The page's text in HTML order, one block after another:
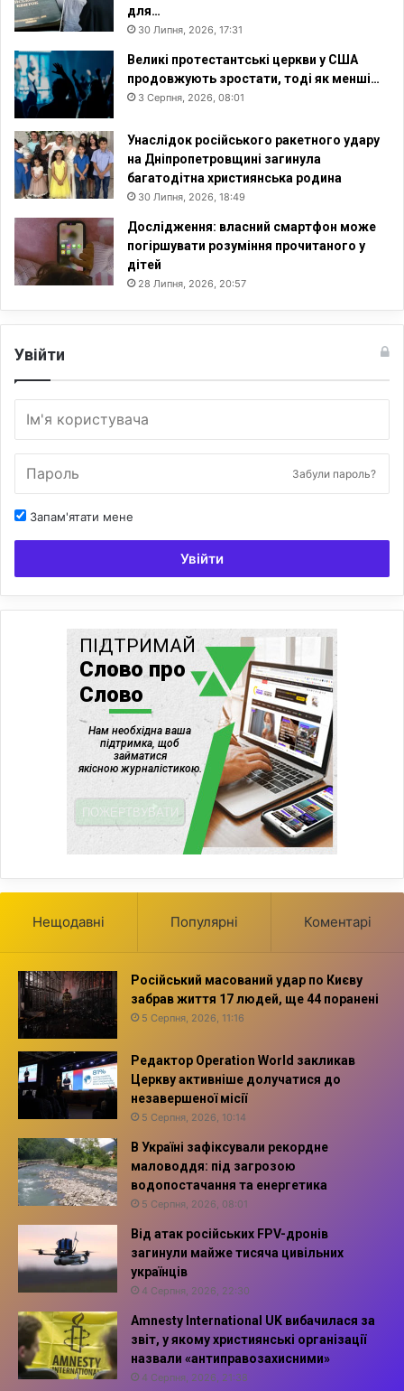
для…
30 Липня, 2026, 17:31
Великі протестантські церкви у США
продовжують зростати, тоді як менші…
3 Серпня, 2026, 08:01
Унаслідок російського ракетного удару
на Дніпропетровщині загинула
багатодітна християнська родина
30 Липня, 2026, 18:49
Дослідження: власний смартфон може
погіршувати розуміння прочитаного у
дітей
28 Липня, 2026, 20:57
Увійти
Забули пароль?
Запам'ятати мене
Увійти
Нещодавні Популярні Коментарі
Російський масований удар по Києву
забрав життя 17 людей, ще 44 поранені
5 Серпня, 2026, 11:16
Редактор Operation World закликав
Церкву активніше долучатися до
незавершеної місії
5 Серпня, 2026, 10:14
В Україні зафіксували рекордне
маловоддя: під загрозою
водопостачання та енергетика
5 Серпня, 2026, 08:01
Від атак російських FPV-дронів
загинули майже тисяча цивільних
українців
4 Серпня, 2026, 22:30
Amnesty International UK вибачилася за
звіт, у якому християнські організації
назвали «антиправозахисними»
4 Серпня, 2026, 21:38